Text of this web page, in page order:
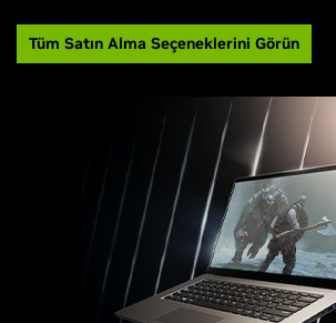
Tüm Satın Alma Seçeneklerini Görün